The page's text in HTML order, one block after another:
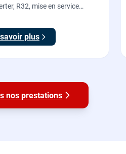
R32, mise en service
savoir plus
nos prestations